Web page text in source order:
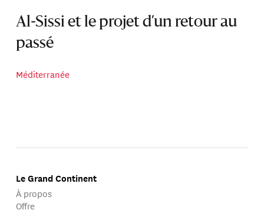
Al-Sissi et le projet d’un retour au
passé
Méditerranée
Le Grand Continent
À propos
Offre